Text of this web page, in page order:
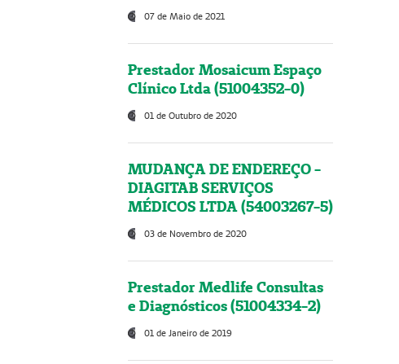
07 de Maio de 2021
Prestador Mosaicum Espaço
Clínico Ltda (51004352-0)
01 de Outubro de 2020
MUDANÇA DE ENDEREÇO -
DIAGITAB SERVIÇOS
MÉDICOS LTDA (54003267-5)
03 de Novembro de 2020
Prestador Medlife Consultas
e Diagnósticos (51004334-2)
01 de Janeiro de 2019